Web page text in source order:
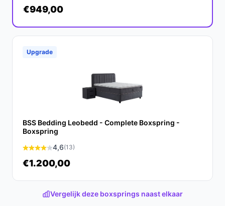
unieke opbergruimte en een hoogwaardige
pocketvering, wat resulteert in een betere slaapervaring
en functionaliteit.
De Mörgenn Boxspring SENTO is de ideale keuze voor
wie comfort en functionaliteit waardeert. Met zijn luxe
uitstraling en praktische opbergruimte, zorgt deze
slaapomgeving.
Ontdek alle specificaties en vergelijk prijzen op beste-
boxspring.nl. Kies bewust wat perfect past bij jouw
€949,00
Upgrade
BSS Bedding Leobedd - Complete Boxspring -
Boxspring
4,6(13)
€1.200,00
Vergelijk deze boxsprings naast elkaar